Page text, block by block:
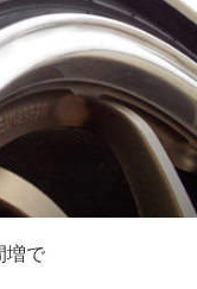
増で